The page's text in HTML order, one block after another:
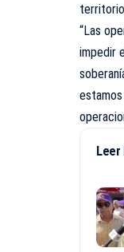
“Las
impedir
Leer